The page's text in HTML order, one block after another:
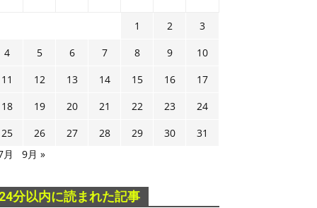
1 2
3
4
5 6 7 8 9
10
11
12 13 14 15 16
17
18
19 20 21 22 23
24
25
26 27 28 29 30
31
月
9月 »
分以内に読まれた記事